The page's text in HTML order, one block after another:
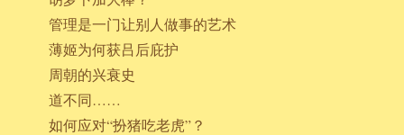
管理是一门让别人做事的艺术
薄姬为何获吕后庇护
周朝的兴衰史
道不同……
如何应对“扮猪吃老虎”？